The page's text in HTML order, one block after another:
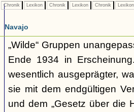
Chronik Lexikon Chronik Lexikon Chronik Lexikon
Navajo
„Wilde“ Gruppen
Ende 1934 in
wesentlich ausgeprägter,
sie mit dem endgültigen
und dem „Gesetz über die